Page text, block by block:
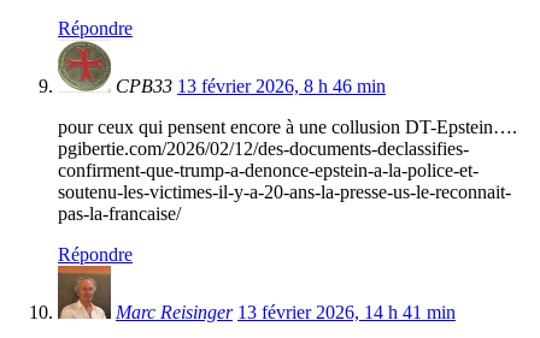
Répondre
CPB33 13 février 2026, 8 h 46 min
pour ceux qui pensent encore à une collusion DT-Epstein….
pgibertie.com/2026/02/12/des-documents-declassifies-
confirment-que-trump-a-denonce-epstein-a-la-police-et-
soutenu-les-victimes-il-y-a-20-ans-la-presse-us-le-reconnait-
pas-la-francaise/
Répondre
Marc Reisinger 13 février 2026, 14 h 41 min